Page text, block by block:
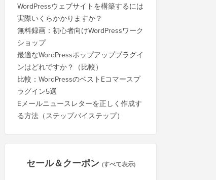
WordPressウェブサイトを構築するには
実際いくらかかりますか？
無料録画：初心者向けWordPressワーク
ショップ
最適なWordPressポップアッププラグイ
ンはどれですか？（比較）
比較：WordPressのベストEコマースプ
ラグイン5選
Eメールニュースレターを正しく作成す
る方法（ステップバイステップ）
セール＆クーポン (すべて表示)